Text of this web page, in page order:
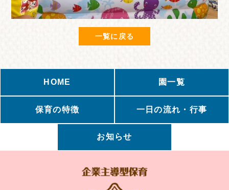
一覧に戻る
HOME 園一覧
保育の特徴 一日の流れ・行事
お知らせ